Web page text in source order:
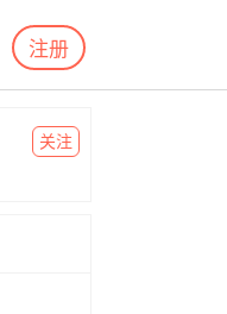
注册
关注